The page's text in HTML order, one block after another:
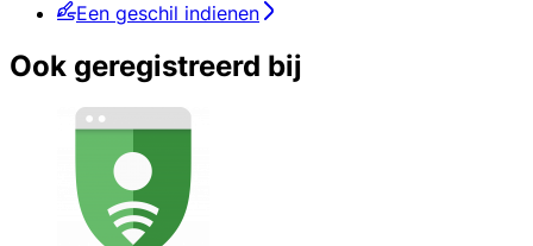
Een geschil indienen
Ook geregistreerd bij